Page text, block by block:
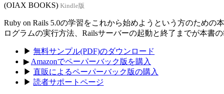
(OIAX BOOKS) Kindle版
Ruby on Rails 5.0の学習をこれから始めようという方のため
ログラムの実行方法、Railsサーバーの起動と終了までが本書の
▶ 無料サンプル(PDF)のダウンロード
▶ Amazonでペーパーバック版を購入
▶ 直販によるペーパーバック版の購入
▶ 読者サポートページ